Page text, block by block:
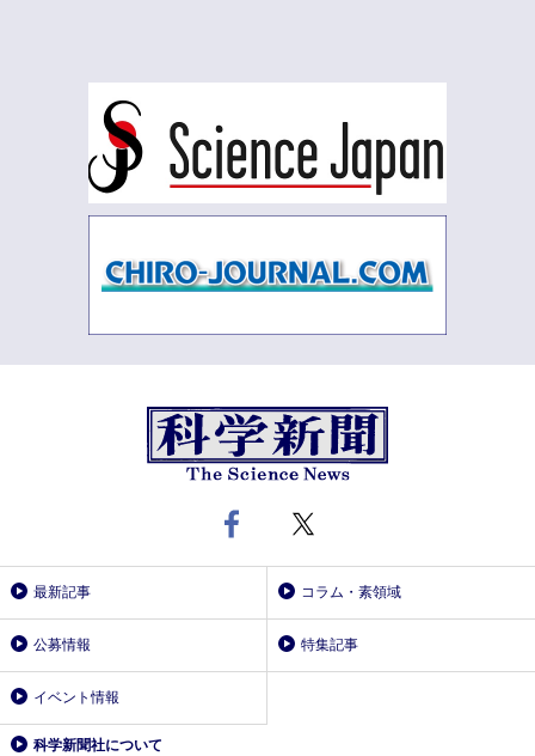
最新記事 コラム・素領域
公募情報 特集記事
イベント情報
科学新聞社について